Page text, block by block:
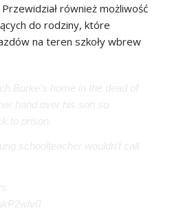
również możliwość
do rodziny, które
na teren szkoły wbrew